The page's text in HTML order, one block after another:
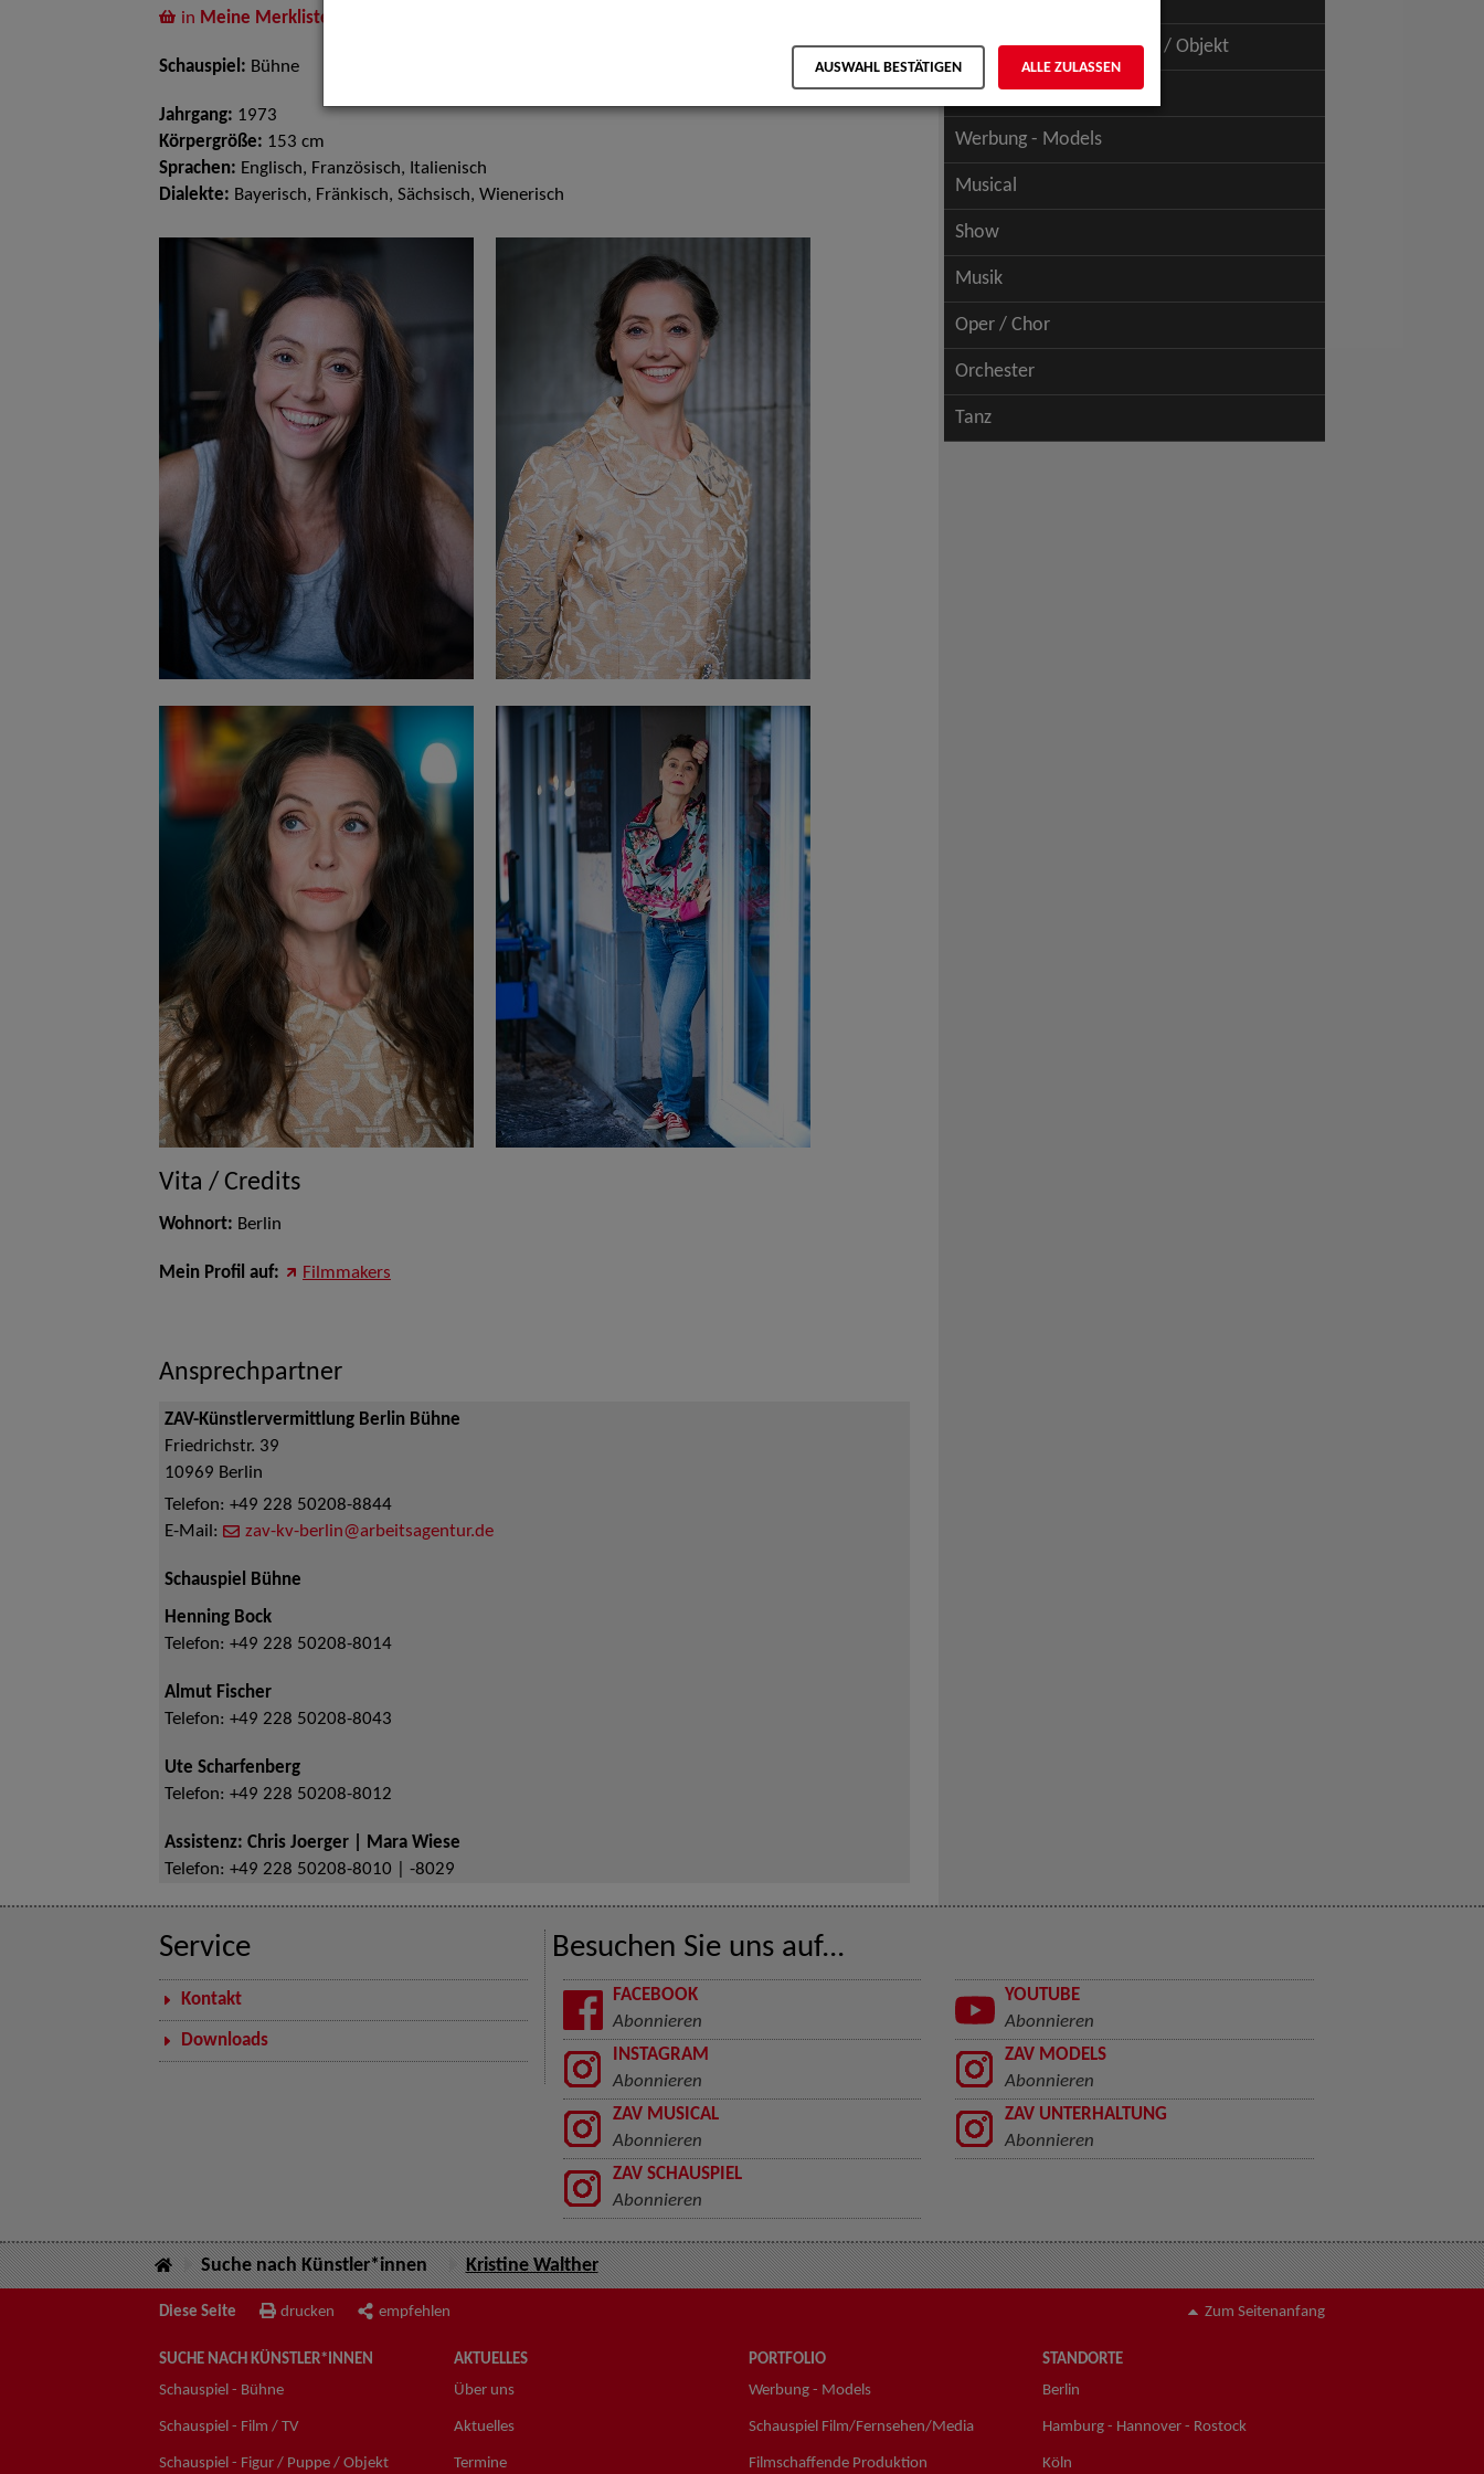
in Meine Merkliste
Schauspiel: Bühne
Jahrgang: 1973
Körpergröße: 153 cm
Sprachen: Englisch, Französisch, Italienisch
Dialekte: Bayerisch, Fränkisch, Sächsisch, Wienerisch
Vita / Credits
Wohnort: Berlin
Mein Profil auf: Filmmakers
Ansprechpartner
ZAV-Künstlervermittlung Berlin Bühne
Friedrichstr. 39
10969 Berlin
Telefon: +49 228 50208-8844
E-Mail:
zav-kv-berlin@arbeitsagentur.de
Schauspiel Bühne
Henning Bock
Telefon: +49 228 50208-8014
Almut Fischer
Telefon: +49 228 50208-8043
Ute Scharfenberg
Telefon: +49 228 50208-8012
Assistenz: Chris Joerger | Mara Wiese
Telefon: +49 228 50208-8010 | -8029
Schauspiel - Figur / Puppe / Objekt
Werbung - Talents
Werbung - Models
Musical
Show
Musik
Oper / Chor
Orchester
Tanz
Service
Kontakt
Downloads
Besuchen Sie uns auf...
FACEBOOK
Abonnieren
YOUTUBE
Abonnieren
INSTAGRAM
Abonnieren
ZAV MODELS
Abonnieren
ZAV MUSICAL
Abonnieren
ZAV UNTERHALTUNG
Abonnieren
ZAV SCHAUSPIEL
Abonnieren
Suche nach Künstler*innen Kristine Walther
Diese Seite drucken empfehlen Zum Seitenanfang
SUCHE NACH KÜNSTLER*INNEN
Schauspiel - Bühne
Schauspiel - Film / TV
Schauspiel - Figur / Puppe / Objekt
AKTUELLES
Über uns
Aktuelles
Termine
PORTFOLIO
Werbung - Models
Schauspiel Film/Fernsehen/Media
Filmschaffende Produktion
STANDORTE
Berlin
Hamburg - Hannover - Rostock
Köln
AUSWAHL BESTÄTIGEN ALLE ZULASSEN